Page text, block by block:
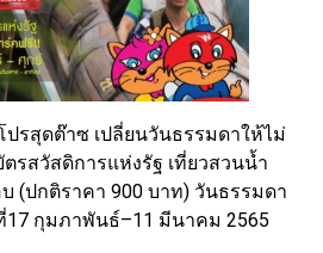
ปรสุดต๊าซ เปลี่ยนวันธรรมดาให้ไม่
รสวัสดิการแห่งรัฐ เที่ยวสวนน้ำ
(ปกติราคา 900 บาท) วันธรรมดา
17 กุมภาพันธ์–11 มีนาคม 2565